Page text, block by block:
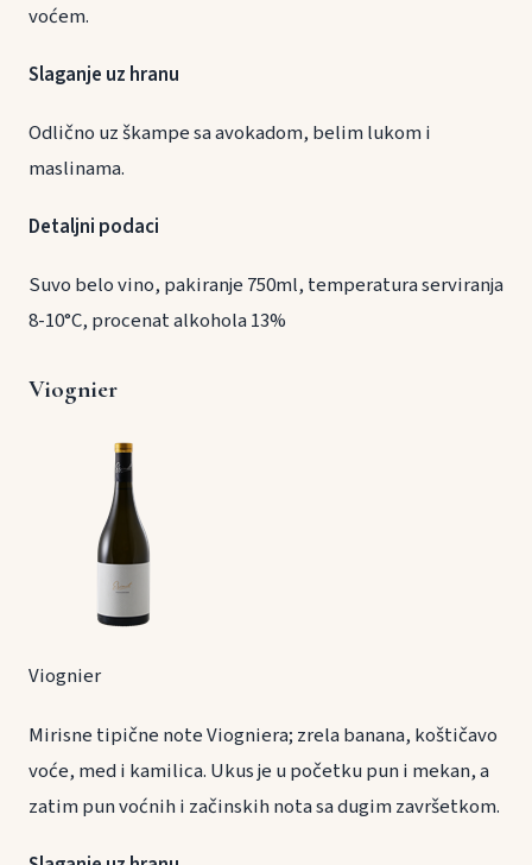
voćem.
Slaganje uz hranu
Odlično uz škampe sa avokadom, belim lukom i
maslinama.
Detaljni podaci
Suvo belo vino, pakiranje 750ml, temperatura serviranja
8-10°C, procenat alkohola 13%
Viognier
Viognier
Mirisne tipične note Viogniera; zrela banana, koštičavo
voće, med i kamilica. Ukus je u početku pun i mekan, a
zatim pun voćnih i začinskih nota sa dugim završetkom.